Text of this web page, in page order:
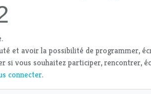
et avoir la possibilité de programmer,
si vous souhaitez participer, rencontrer,
connecter.